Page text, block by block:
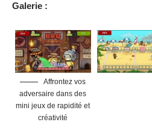
Galerie :
Affrontez vos
adversaire dans des
mini jeux de rapidité et
créativité